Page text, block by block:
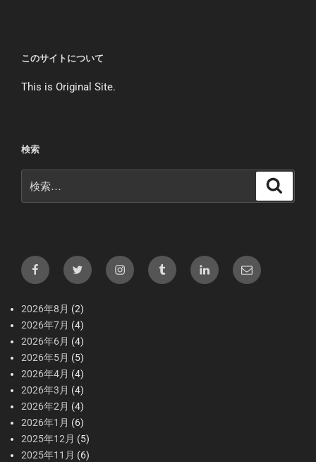
このサイトについて
This is Original Site.
検索
2026年8月 (2)
2026年7月 (4)
2026年6月 (4)
2026年5月 (5)
2026年4月 (4)
2026年3月 (4)
2026年2月 (4)
2026年1月 (6)
2025年12月 (5)
2025年11月 (6)